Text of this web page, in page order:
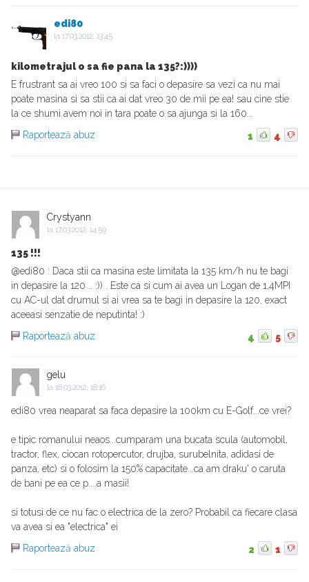
edi80
la 17.03.2012, 13:45
kilometrajul o sa fie pana la 135?:))))
E frustrant sa ai vreo 100 si sa faci o depasire sa vezi ca nu mai
poate masina si sa stii ca ai dat vreo 30 de mii pe ea! sau cine stie
la ce shumi avem noi in tara poate o sa ajunga si la 160...
Raportează abuz
1 4
Crystyann
la 17.03.2012, 14:59
135 !!!
@edi80 : Daca stii ca masina este limitata la 135 km/h nu te bagi
in depasire la 120 .. :)) . Este ca si cum ai avea un Logan de 1,4MPI
cu AC-ul dat drumul si ai vrea sa te bagi in depasire la 120, exact
aceeasi senzatie de neputinta! :)
Raportează abuz
4 5
gelu
la 18.03.2012, 18:16
edi80 vrea neaparat sa faca depasire la 100km cu E-Golf...ce vrei?
e tipic romanului neaos...cumparam una bucata scula (automobil,
tractor, flex, ciocan rotopercutor, drujba, surubelnita, adidasi de
panza, etc) si o folosim la 150% capacitate...ca am draku' o caruta
de bani pe ea ce p....a masii!
si totusi de ce nu fac o electrica de la zero? Probabil ca fiecare clasa
va avea si ea "electrica" ei
Raportează abuz
2 1